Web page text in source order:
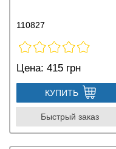
110827
Цена: 415 грн
КУПИТЬ
Быстрый заказ